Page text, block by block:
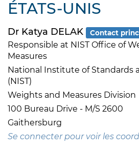
ÉTATS-UNIS
Dr Katya DELAK Contact
Responsible at NIST Office of
Measures
National Institute of Standards
(NIST)
Weights and Measures Division
100 Bureau Drive - M/S 2600
Gaithersburg
Se connecter pour voir les